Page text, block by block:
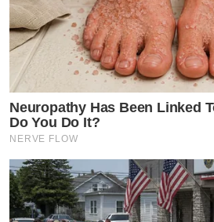
Neuropathy Has Been Linked
Do You Do It?
NERVE FLOW